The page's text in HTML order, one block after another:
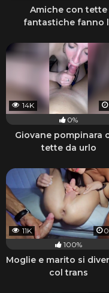
Amiche con tette
fantastiche fanno
14K
0%
Giovane pompinara
tette da urlo
11K
100%
Moglie e marito si
col trans